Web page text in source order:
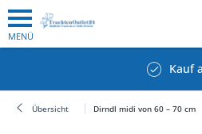
MENÜ
Kauf auf
Übersicht Dirndl midi von 60 – 70 cm